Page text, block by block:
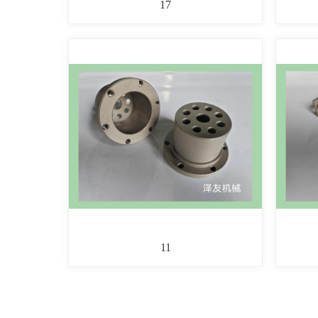
17
11